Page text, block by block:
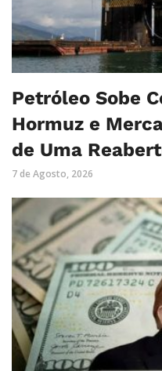
Petróleo Sobe
Hormuz e
de Uma
7 de Agosto, 2026